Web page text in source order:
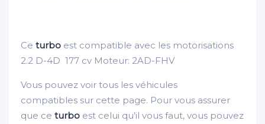
Ce turbo est compatible avec les motorisations
2.2 D-4D 177 cv Moteur: 2AD-FHV
Vous pouvez voir tous les véhicules
compatibles sur cette page. Pour vous assurer
que ce turbo est celui qu’il vous faut, vous pouvez